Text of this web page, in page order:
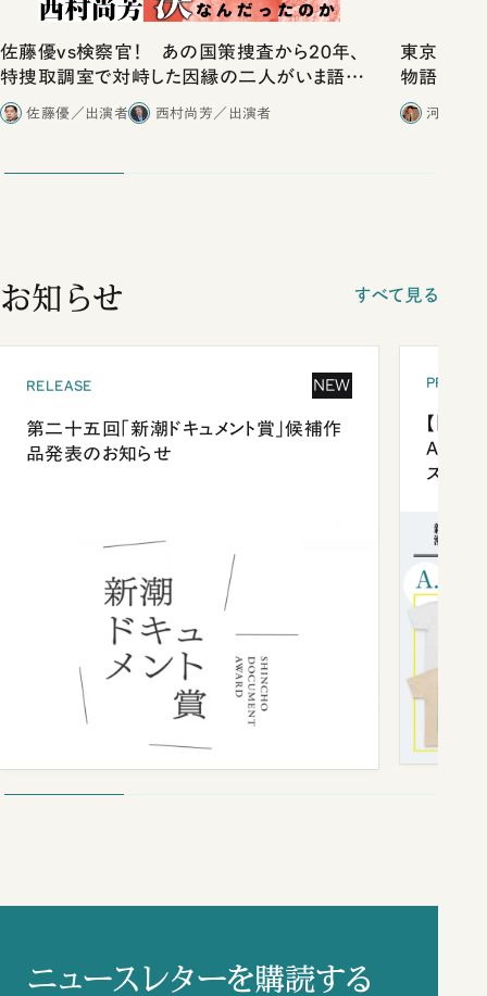
佐藤優vs検察官！ あの国策捜査から20年、
特捜取調室で対峙した因縁の二人がいま語り
合ったこと
佐藤優／出演者 西村尚芳／出演者
東京は都
物語」に
河野有
お知らせ すべて見る
RELEASE NEW
第二十五回「新潮ドキュメント賞」候補作
品発表のお知らせ
【「新
ズプレ
ニュースレターを購読する